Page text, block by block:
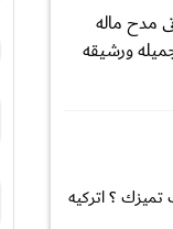
مدح ماله
اتفنن فيه واظل حتى اكون رقم 1 فى هذا الشئ جميله ورشيقه
تميزك ؟ اتركيه